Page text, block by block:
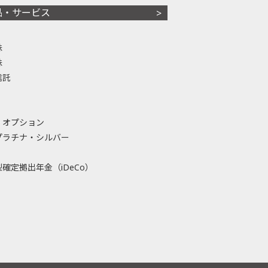
・サービス
託
プション
ラチナ・シルバー
定拠出年金（iDeCo）